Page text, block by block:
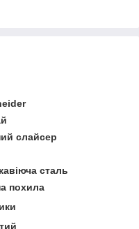
слайсер
сталь
похила